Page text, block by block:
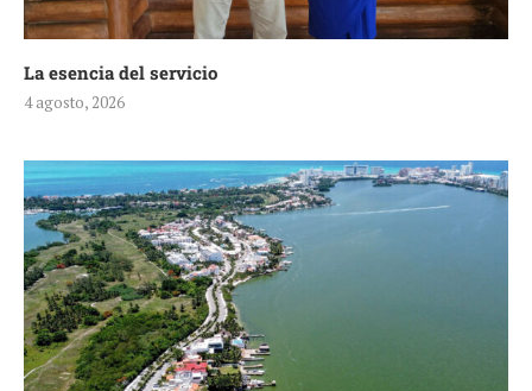
La esencia del servicio
4 agosto, 2026